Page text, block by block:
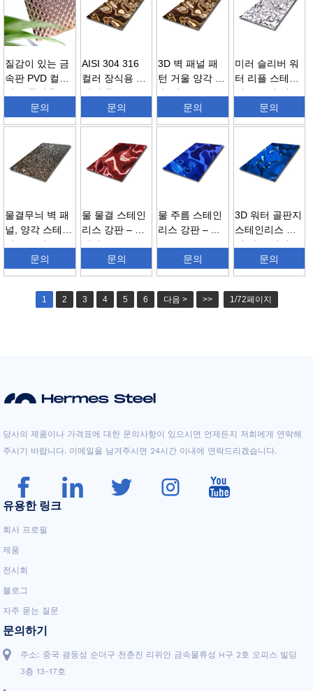
질감이 있는 금
속판 PVD 컬러
작은 물방울...
문의
AISI 304 316
컬러 장식용 벽
패널 물 ...
문의
3D 벽 패널 패
턴 거울 양각 금
속 벽...
문의
미러 슬리버 워
터 리플 스테인
리스 스틸 시
문의
물결무늬 벽 패
널, 양각 스테인
리스 스틸...
문의
물 물결 스테인
리스 강판 – 빨
간색 ...
문의
물 주름 스테인
리스 강판 – ...
문의
3D 워터 골판지
스테인리스 스
틸 시트 장식...
문의
1 2 3 4 5 6 다음 > >> 1/72페이지
당사의 제품이나 가격표에 대한 문의사항이 있으시면 언제든지 저희에게 연락해
주시기 바랍니다. 이메일을 남겨주시면 24시간 이내에 연락드리겠습니다.
유용한 링크
회사 프로필
제품
전시회
블로그
자주 묻는 질문
문의하기
주소: 중국 광둥성 순더구 천춘진 리위안 금속물류성 H구 2호 오피스 빌딩
3층 13-17호